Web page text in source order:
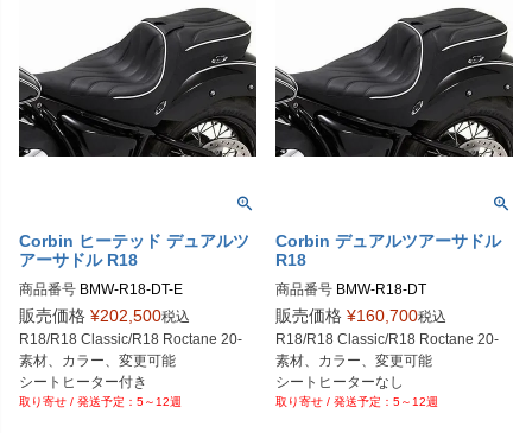
Corbin ヒーテッド デュアルツ
アーサドル R18
商品番号 BMW-R18-DT-E
販売価格 ¥202,500税込
R18/R18 Classic/R18 Roctane 20-
素材、カラー、変更可能
シートヒーター付き
5～12週
Corbin デュアルツアーサドル
R18
商品番号 BMW-R18-DT
販売価格 ¥160,700税込
R18/R18 Classic/R18 Roctane 20-
素材、カラー、変更可能
シートヒーターなし
5～12週